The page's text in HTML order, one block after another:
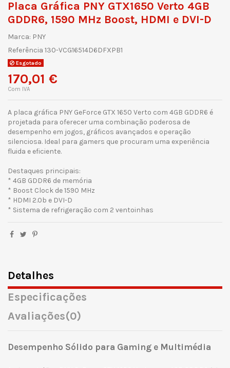
Placa Gráfica PNY GTX1650 Verto 4GB
GDDR6, 1590 MHz Boost, HDMI e DVI-D
Marca: PNY
Referência 130-VCG16514D6DFXPB1
Esgotado
170,01 €
Com IVA
A placa gráfica PNY GeForce GTX 1650 Verto com 4GB GDDR6 é
projetada para oferecer uma combinação poderosa de
desempenho em jogos, gráficos avançados e operação
silenciosa. Ideal para gamers que procuram uma experiência
fluida e eficiente.
Destaques principais:
* 4GB GDDR6 de memória
* Boost Clock de 1590 MHz
* HDMI 2.0b e DVI-D
* Sistema de refrigeração com 2 ventoinhas
Detalhes
Especificações
Avaliações(0)
Desempenho Sólido para Gaming e Multimédia